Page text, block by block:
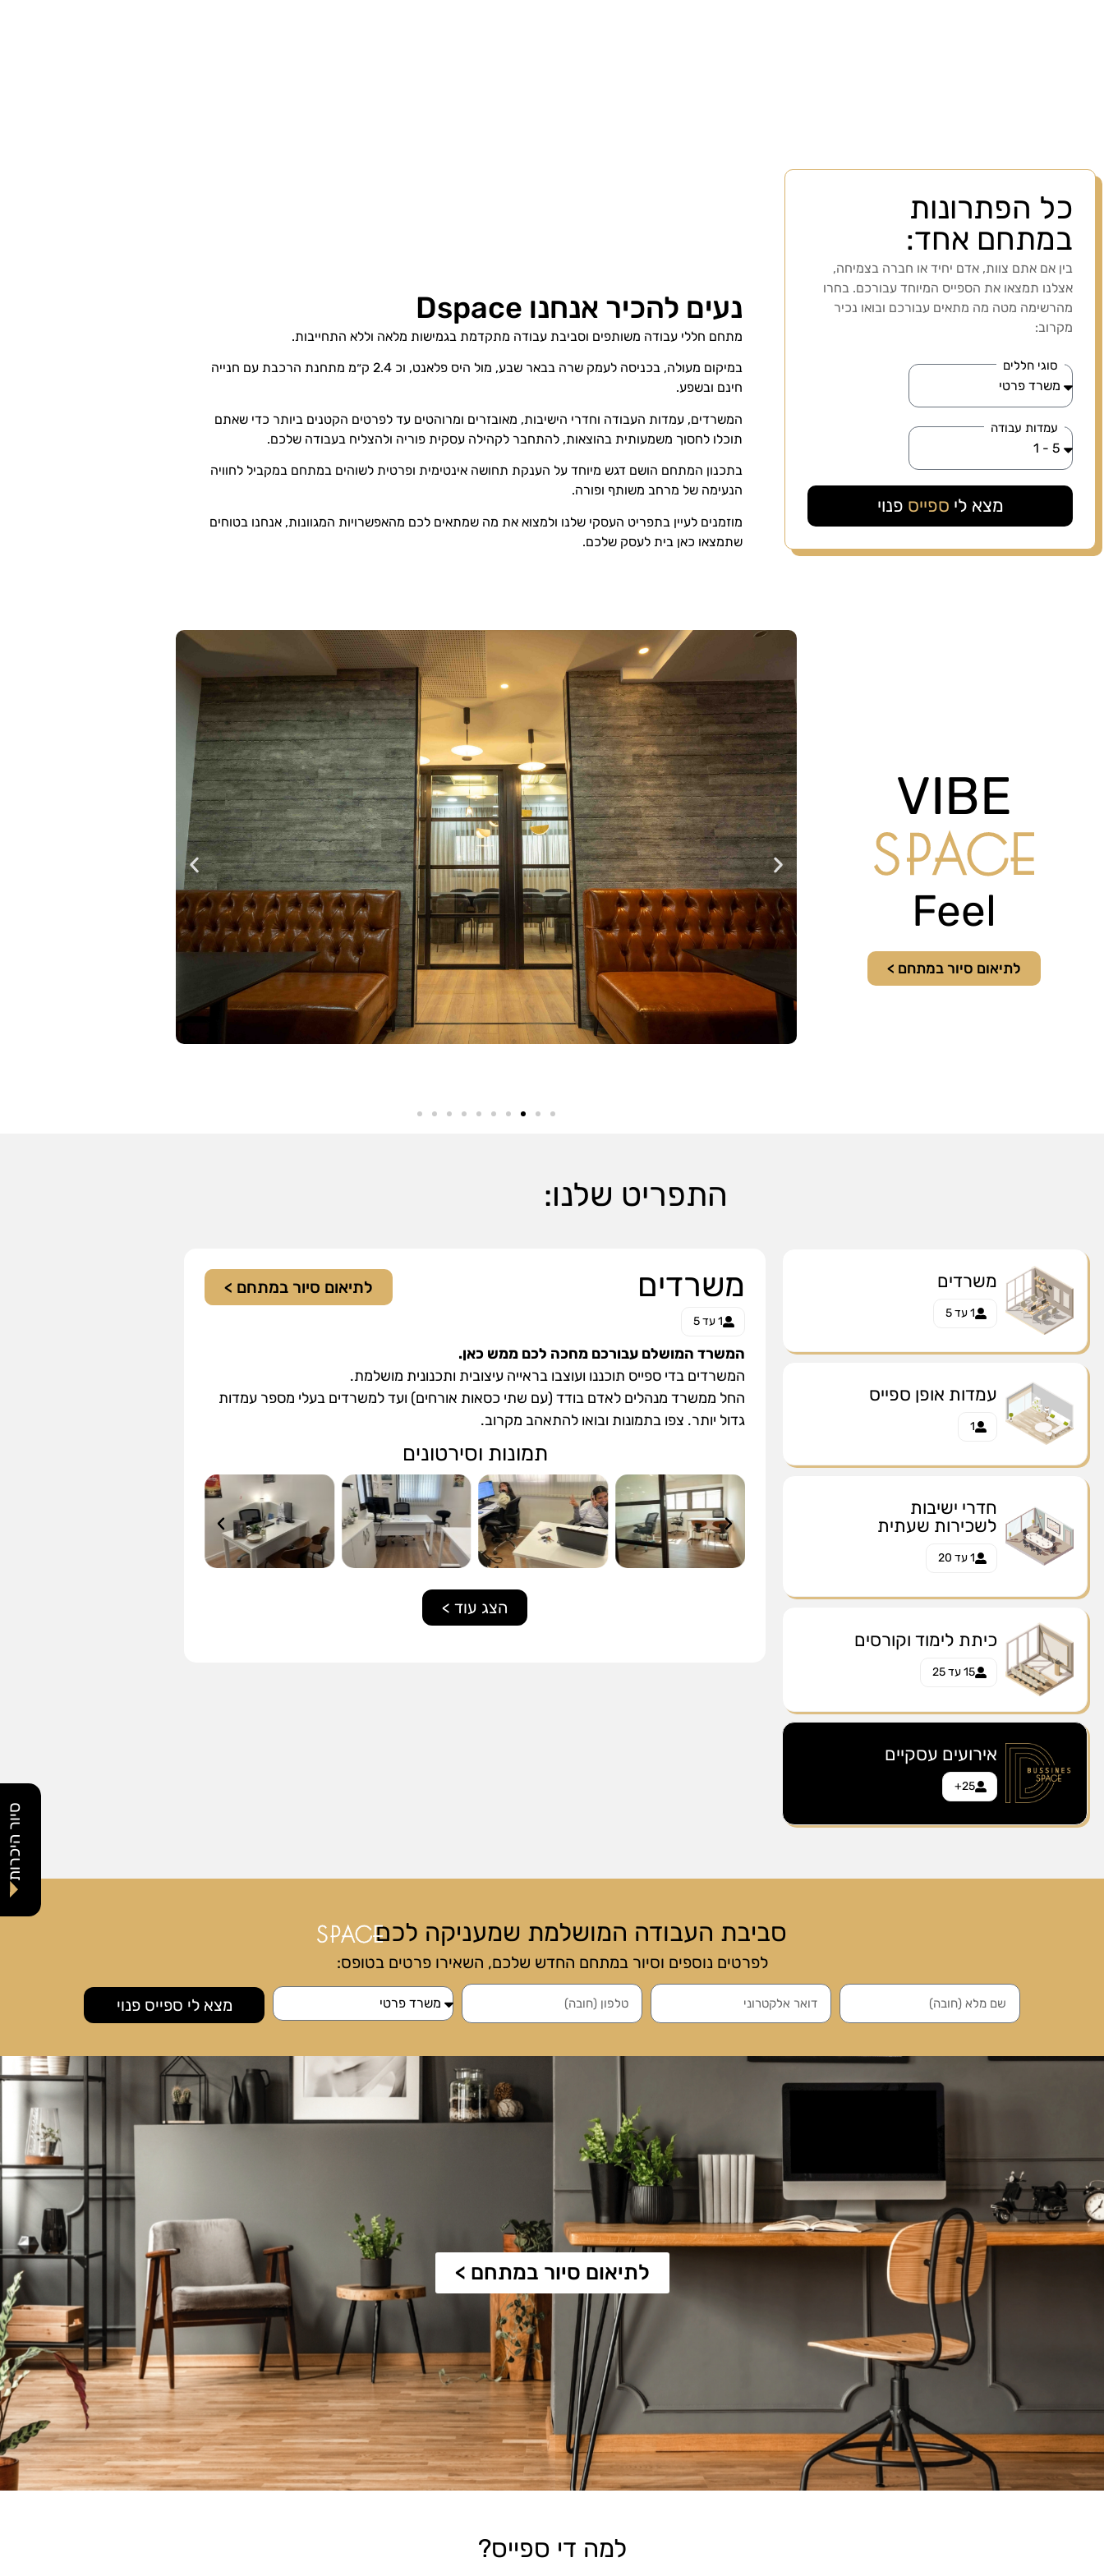
סיור היכרות
כל הפתרונות
במתחם אחד:
בין אם אתם צוות, אדם יחיד או חברה בצמיחה,
אצלנו תמצאו את הספייס המיוחד עבורכם. בחרו
מהרשימה מטה מה מתאים עבורכם ובואו נכיר
מקרוב:
סוגי חללים
עמדות עבודה
מצא לי ספייס פנוי
נעים להכיר אנחנו Dspace
מתחם חללי עבודה משותפים וסביבת עבודה מתקדמת בגמישות מלאה וללא התחייבות.
במיקום מעולה, בכניסה לעמק שרה בבאר שבע, מול היס פלאנט, וכ 2.4 ק״מ מתחנת הרכבת עם חנייה
חינם ובשפע.
המשרדים, עמדות העבודה וחדרי הישיבות, מאובזרים ומרוהטים עד לפרטים הקטנים ביותר כדי שאתם
תוכלו לחסוך משמעותית בהוצאות, להתחבר לקהילה עסקית פוריה ולהצליח בעבודה שלכם.
בתכנון המתחם הושם דגש מיוחד על הענקת תחושה אינטימית ופרטית לשוהים במתחם במקביל לחוויה
הנעימה של מרחב משותף ופורה.
מוזמנים לעיין בתפריט העסקי שלנו ולמצוא את מה שמתאים לכם מהאפשרויות המגוונות, אנחנו בטוחים
שתמצאו כאן בית לעסק שלכם.
VIBE
Feel
לתיאום סיור במתחם >
התפריט שלנו:
משרדים
1 עד 5
עמדות אופן ספייס
1
חדרי ישיבות
לשכירות שעתית
1 עד 20
כיתת לימוד וקורסים
15 עד 25
אירועים עסקיים
25+
משרדים לתיאום סיור במתחם >
1 עד 5
המשרד המושלם עבורכם מחכה לכם ממש כאן.
המשרדים בדי ספייס תוכננו ועוצבו בראייה עיצובית ותכנונית מושלמת.
החל ממשרד מנהלים לאדם בודד (עם שתי כסאות אורחים) ועד למשרדים בעלי מספר עמדות
גדול יותר. צפו בתמונות ובואו להתאהב מקרוב.
תמונות וסירטונים
הצג עוד >
סביבת העבודה המושלמת שמעניקה לכם
לפרטים נוספים וסיור במתחם החדש שלכם, השאירו פרטים בטופס:
מצא לי ספייס פנוי
לתיאום סיור במתחם >
למה די ספייס?